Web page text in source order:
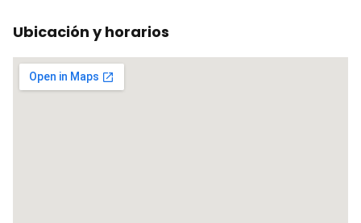
Ubicación y horarios